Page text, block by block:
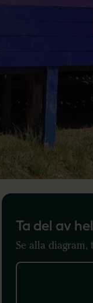
Ta del av
Se alla